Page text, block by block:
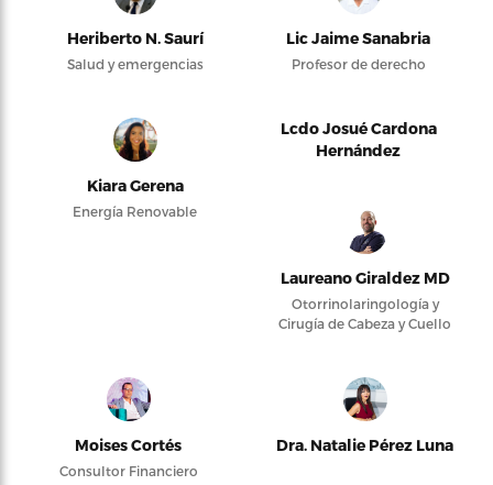
Heriberto N. Saurí
Salud y emergencias
Lic Jaime Sanabria
Profesor de derecho
Kiara Gerena
Energía Renovable
Lcdo Josué Cardona
Hernández
Laureano Giraldez MD
Otorrinolaringología y
Cirugía de Cabeza y Cuello
Moises Cortés
Consultor Financiero
Dra. Natalie Pérez Luna